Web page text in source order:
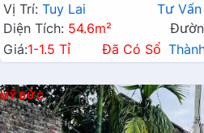
Vị Trí: Tuy Lai Tư Vấn
Diện Tích: 54.6m²
Giá:1-1.5 Tỉ Đã Có Sổ
MỸ ĐỨC